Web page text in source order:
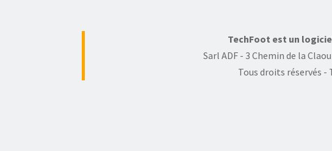
TechFoot est un
Sarl ADF - 3 Chemin de la
Tous droits réservés -